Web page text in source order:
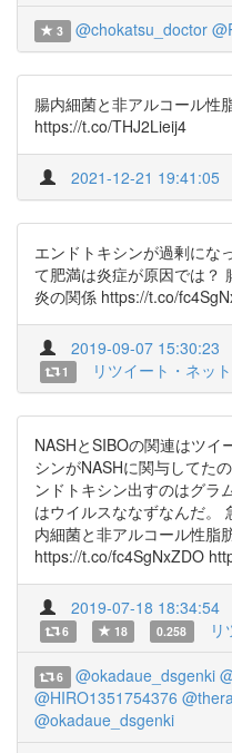
3 @chokatsu_doctor
腸内細菌と非アルコール性
https://t.co/THJ2Lieij4
2021-12-21 19:41:05
エンドトキシンが過剰にな
て肥満は炎症が原因では？
炎の関係 https://t.co/
2019-09-07 15:30:23
1 リツイート・ネッ
NASHとSIBOの関連はツイ
シンがNASHに関与してた
ンドトキシン出すのはグラ
はウイルスななずなんだ。
内細菌と非アルコール性脂
https://t.co/fc4SgNxZDO
2019-07-18 18:34:54
6 18 0.258
6 @okadaue_dsgenki
@HIRO1351754376
@okadaue_dsgenki